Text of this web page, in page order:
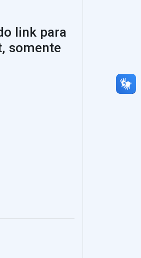
link para
somente